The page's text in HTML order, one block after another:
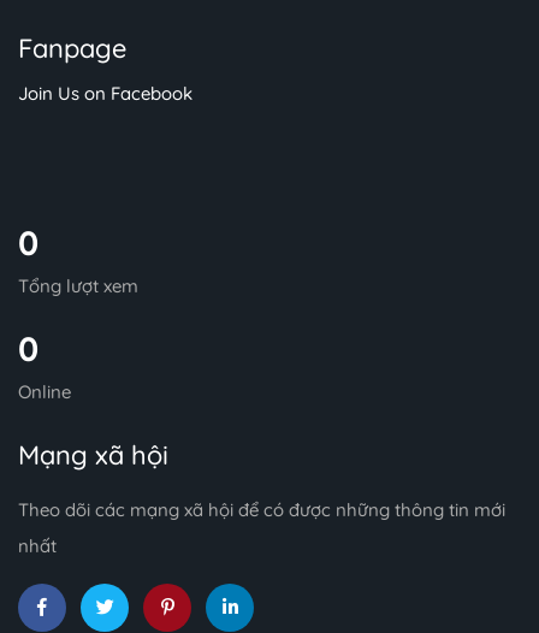
Fanpage
Join Us on Facebook
0
Tổng lượt xem
0
Online
Mạng xã hội
Theo dõi các mạng xã hội để có được những thông tin mới
nhất